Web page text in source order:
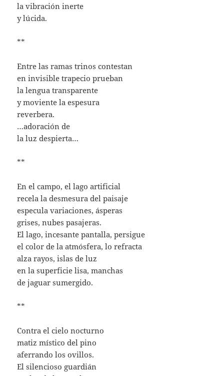
la vibración inerte
y lúcida.
**
Entre las ramas trinos contestan
en invisible trapecio prueban
la lengua transparente
y moviente la espesura
reverbera.
…adoración de
la luz despierta…
**
En el campo, el lago artificial
recela la desmesura del paisaje
especula variaciones, ásperas
grises, nubes pasajeras.
El lago, incesante pantalla, persigue
el color de la atmósfera, lo refracta
alza rayos, islas de luz
en la superficie lisa, manchas
de jaguar sumergido.
**
Contra el cielo nocturno
matiz místico del pino
aferrando los ovillos.
El silencioso guardián